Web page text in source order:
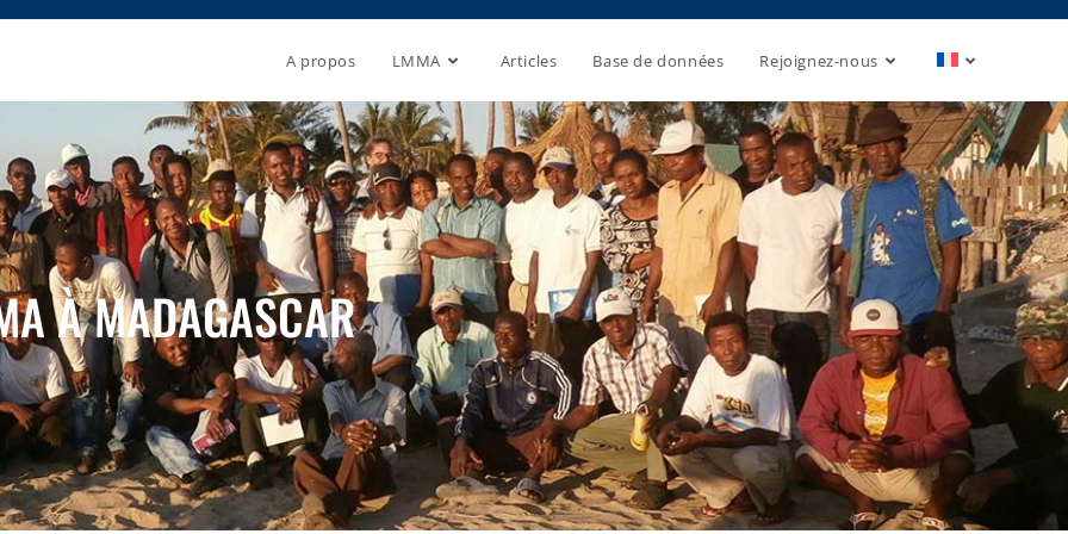
A propos LMMA Articles Base de données Rejoignez-nous
À MADAGASCAR